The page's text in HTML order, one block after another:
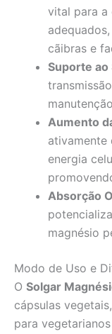
vital para a
cãibras e
Suporte ao
Aumento
ativamente
energia
Absorção
magnésio
Modo de Uso e
O Solgar
cápsulas
para